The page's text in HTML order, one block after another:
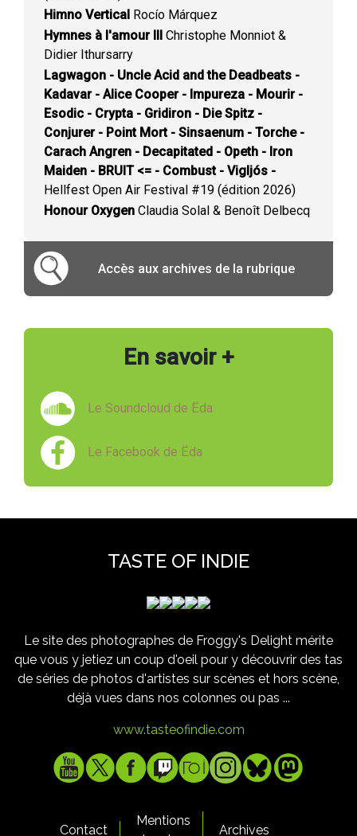
Himno Vertical Rocío Márquez
Hymnes à l'amour III Christophe Monniot &
Didier Ithursarry
Lagwagon - Uncle Acid and the Deadbeats -
Kadavar - Alice Cooper - Impureza - Mourir -
Esodic - Crypta - Gridiron - Die Spitz -
Conjurer - Point Mort - Sinsaenum - Torche -
Carach Angren - Decapitated - Opeth - Iron
Maiden - BRUIT <= - Combust - Vigljós -
Hellfest Open Air Festival #19 (édition 2026)
Honour Oxygen Claudia Solal & Benoît Delbecq
Accès aux archives de la rubrique
En savoir +
Le Soundcloud de Ëda
Le Facebook de Ëda
TASTE OF INDIE
Le site des photographes de Froggy's Delight mérite
que vous y jetiez un coup d'oeil pour y découvrir des tas
de séries de photos d'artistes sur scènes et hors scène,
déjà vues dans nos colonnes ou pas ...
www.tasteofindie.com
Contact
Mentions
Archives